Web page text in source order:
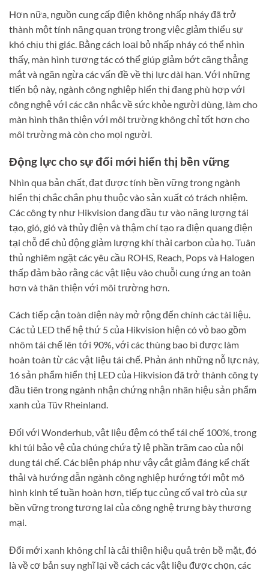
Hơn nữa, nguồn cung cấp điện không nhấp nháy đã trở
thành một tính năng quan trọng trong việc giảm thiểu sự
khó chịu thị giác. Bằng cách loại bỏ nhấp nháy có thể nhìn
thấy, màn hình tương tác có thể giúp giảm bớt căng thẳng
mắt và ngăn ngừa các vấn đề về thị lực dài hạn. Với những
tiến bộ này, ngành công nghiệp hiển thị đang phù hợp với
công nghệ với các cân nhắc về sức khỏe người dùng, làm cho
màn hình thân thiện với môi trường không chỉ tốt hơn cho
môi trường mà còn cho mọi người.
Động lực cho sự đổi mới hiển thị bền vững
Nhìn qua bản chất, đạt được tính bền vững trong ngành
hiển thị chắc chắn phụ thuộc vào sản xuất có trách nhiệm.
Các công ty như Hikvision đang đầu tư vào năng lượng tái
tạo, gió, gió và thủy điện và thậm chí tạo ra điện quang điện
tại chỗ để chủ động giảm lượng khí thải carbon của họ. Tuân
thủ nghiêm ngặt các yêu cầu ROHS, Reach, Pops và Halogen
thấp đảm bảo rằng các vật liệu vào chuỗi cung ứng an toàn
hơn và thân thiện với môi trường hơn.
Cách tiếp cận toàn diện này mở rộng đến chính các tài liệu.
Các tủ LED thế hệ thứ 5 của Hikvision hiện có vỏ bao gồm
nhôm tái chế lên tới 90%, với các thùng bao bì được làm
hoàn toàn từ các vật liệu tái chế. Phản ánh những nỗ lực này,
16 sản phẩm hiển thị LED của Hikvision đã trở thành công ty
đầu tiên trong ngành nhận chứng nhận nhãn hiệu sản phẩm
xanh của Tüv Rheinland.
Đối với Wonderhub, vật liệu đệm có thể tái chế 100%, trong
khi túi bảo vệ của chúng chứa tỷ lệ phần trăm cao của nội
dung tái chế. Các biện pháp như vậy cắt giảm đáng kể chất
thải và hướng dẫn ngành công nghiệp hướng tới một mô
hình kinh tế tuần hoàn hơn, tiếp tục củng cố vai trò của sự
bền vững trong tương lai của công nghệ trưng bày thương
mại.
Đổi mới xanh không chỉ là cải thiện hiệu quả trên bề mặt, đó
là về cơ bản suy nghĩ lại về cách các vật liệu được chọn, các